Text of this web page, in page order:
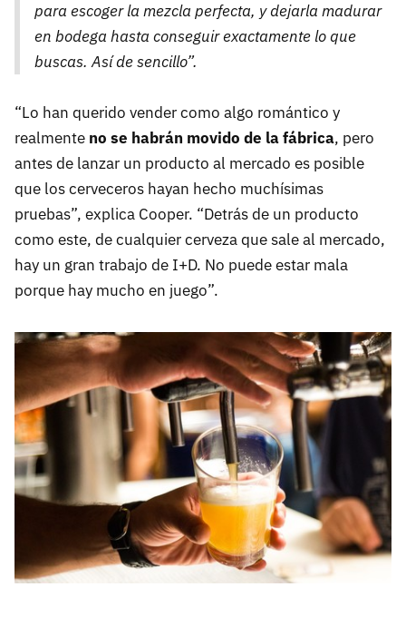
para escoger la mezcla perfecta, y dejarla madurar
en bodega hasta conseguir exactamente lo que
buscas. Así de sencillo”.
“Lo han querido vender como algo romántico y
realmente no se habrán movido de la fábrica, pero
antes de lanzar un producto al mercado es posible
que los cerveceros hayan hecho muchísimas
pruebas”, explica Cooper. “Detrás de un producto
como este, de cualquier cerveza que sale al mercado,
hay un gran trabajo de I+D. No puede estar mala
porque hay mucho en juego”.